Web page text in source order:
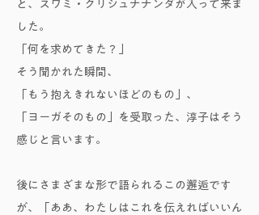
と、スワミ・クリシュナナンダが入って来ま
した。
「何を求めてきた？」
そう聞かれた瞬間、
「もう抱えきれないほどのもの」、
「ヨーガそのもの」を受取った、淳子はそう
感じと言います。
後にさまざまな形で語られるこの邂逅です
が、「ああ、わたしはこれを伝えればいいん